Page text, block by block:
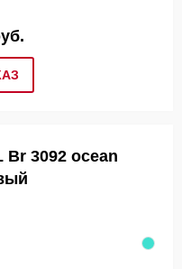
Br 3092 ocean